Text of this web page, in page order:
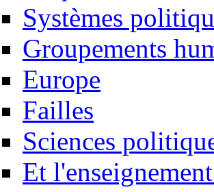
Systèmes
Groupements
Europe
Failles
Sciences
Et